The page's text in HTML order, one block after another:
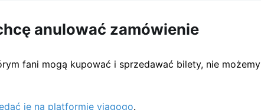
anulować zamówienie
fani mogą kupować i sprzedawać bilety, nie możemy
je na platformie viagogo.